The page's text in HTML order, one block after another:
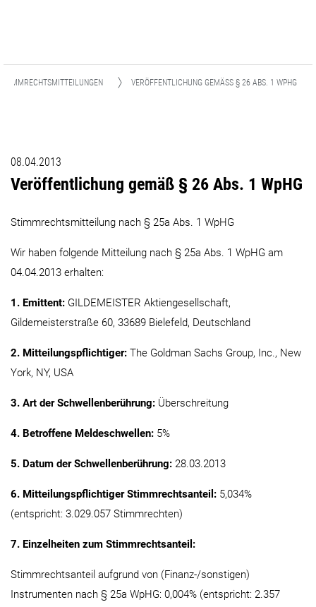
STIMMRECHTSMITTEILUNGEN VERÖFFENTLICHUNG GEMÄSS § 26 ABS. 1 WPHG
08.04.2013
Veröffentlichung gemäß § 26 Abs. 1 WpHG
Stimmrechtsmitteilung nach § 25a Abs. 1 WpHG
Wir haben folgende Mitteilung nach § 25a Abs. 1 WpHG am
04.04.2013 erhalten:
1. Emittent: GILDEMEISTER Aktiengesellschaft,
Gildemeisterstraße 60, 33689 Bielefeld, Deutschland
2. Mitteilungspflichtiger: The Goldman Sachs Group, Inc., New
York, NY, USA
3. Art der Schwellenberührung: Überschreitung
4. Betroffene Meldeschwellen: 5%
5. Datum der Schwellenberührung: 28.03.2013
6. Mitteilungspflichtiger Stimmrechtsanteil: 5,034%
(entspricht: 3.029.057 Stimmrechten)
7. Einzelheiten zum Stimmrechtsanteil:
Stimmrechtsanteil aufgrund von (Finanz-/sonstigen)
Instrumenten nach § 25a WpHG: 0,004% (entspricht: 2.357